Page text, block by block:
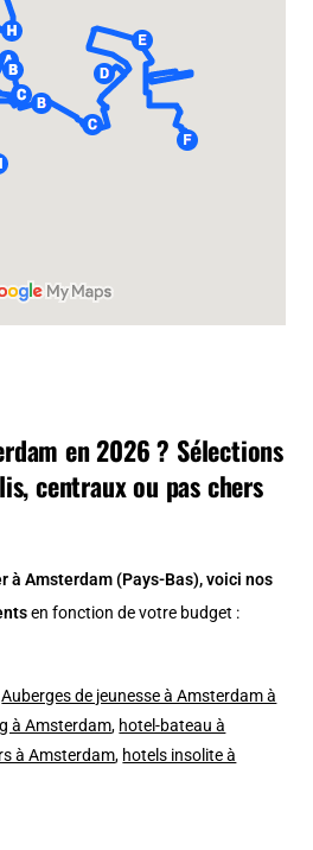
en 2026 ? Sélections
centraux ou pas chers
à Amsterdam (Pays-Bas), voici nos
en fonction de votre budget :
Auberges de jeunesse à Amsterdam à
à Amsterdam, hotel-bateau à
à Amsterdam, hotels insolite à